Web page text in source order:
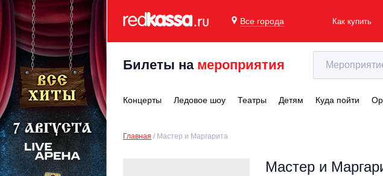
Все города Как купить
Билеты на мероприятия
Концерты Ледовое шоу Театры Детям Куда пойти
Главная Мастер и Маргарита
Мастер и